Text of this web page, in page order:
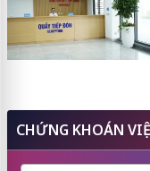
CHỨNG KHOÁN